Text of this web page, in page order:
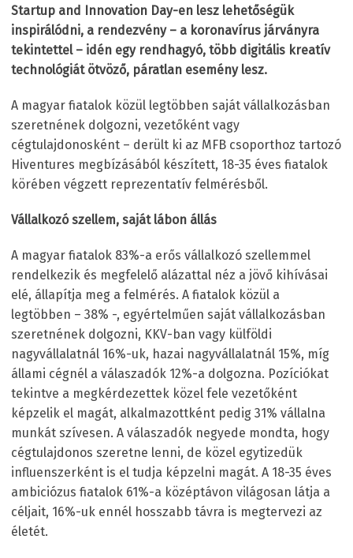
Startup and Innovation Day-en lesz lehetőségük
inspirálódni, a rendezvény – a koronavírus járványra
tekintettel – idén egy rendhagyó, több digitális kreatív
technológiát ötvöző, páratlan esemény lesz.
A magyar fiatalok közül legtöbben saját vállalkozásban
szeretnének dolgozni, vezetőként vagy
cégtulajdonosként – derült ki az MFB csoporthoz tartozó
Hiventures megbízásából készített, 18-35 éves fiatalok
körében végzett reprezentatív felmérésből.
Vállalkozó szellem, saját lábon állás
A magyar fiatalok 83%-a erős vállalkozó szellemmel
rendelkezik és megfelelő alázattal néz a jövő kihívásai
elé, állapítja meg a felmérés. A fiatalok közül a
legtöbben – 38% -, egyértelműen saját vállalkozásban
szeretnének dolgozni, KKV-ban vagy külföldi
nagyvállalatnál 16%-uk, hazai nagyvállalatnál 15%, míg
állami cégnél a válaszadók 12%-a dolgozna. Pozíciókat
tekintve a megkérdezettek közel fele vezetőként
képzelik el magát, alkalmazottként pedig 31% vállalna
munkát szívesen. A válaszadók negyede mondta, hogy
cégtulajdonos szeretne lenni, de közel egytizedük
influenszerként is el tudja képzelni magát. A 18-35 éves
ambiciózus fiatalok 61%-a középtávon világosan látja a
céljait, 16%-uk ennél hosszabb távra is megtervezi az
életét.